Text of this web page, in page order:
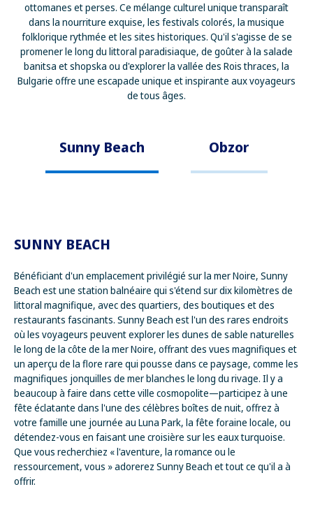
ottomanes et perses. Ce mélange culturel unique transparaît
dans la nourriture exquise, les festivals colorés, la musique
folklorique rythmée et les sites historiques. Qu'il s'agisse de se
promener le long du littoral paradisiaque, de goûter à la salade
banitsa et shopska ou d'explorer la vallée des Rois thraces, la
Bulgarie offre une escapade unique et inspirante aux voyageurs
de tous âges.
Sunny Beach Obzor
SUNNY BEACH
Bénéficiant d'un emplacement privilégié sur la mer Noire, Sunny
Beach est une station balnéaire qui s'étend sur dix kilomètres de
littoral magnifique, avec des quartiers, des boutiques et des
restaurants fascinants. Sunny Beach est l'un des rares endroits
où les voyageurs peuvent explorer les dunes de sable naturelles
le long de la côte de la mer Noire, offrant des vues magnifiques et
un aperçu de la flore rare qui pousse dans ce paysage, comme les
magnifiques jonquilles de mer blanches le long du rivage. Il y a
beaucoup à faire dans cette ville cosmopolite—participez à une
fête éclatante dans l'une des célèbres boîtes de nuit, offrez à
votre famille une journée au Luna Park, la fête foraine locale, ou
détendez-vous en faisant une croisière sur les eaux turquoise.
Que vous recherchiez « l'aventure, la romance ou le
ressourcement, vous » adorerez Sunny Beach et tout ce qu'il a à
offrir.